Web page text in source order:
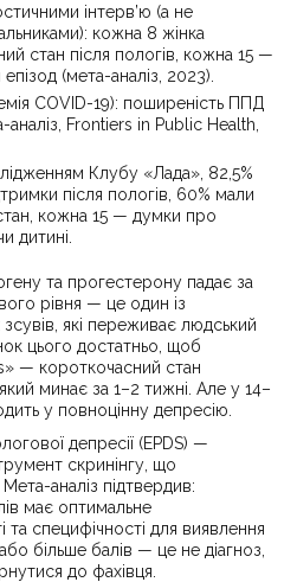
інтерв’ю (а не
кожна 8 жінка
стан після пологів, кожна 15 —
(мета-аналіз, 2023).
COVID-19): поширеність ППД
Frontiers in Public Health,
Клубу «Лада», 82,5%
після пологів, 60% мали
кожна 15 — думки про
дитині.
та прогестерону падає за
рівня — це один із
які переживає людський
цього достатньо, щоб
— короткочасний стан
минає за 1–2 тижні. Але у 14–
у повноцінну депресію.
депресії (EPDS) —
скринінгу, що
аналіз підтвердив:
має оптимальне
та специфічності для виявлення
більше балів — це не діагноз,
до фахівця.